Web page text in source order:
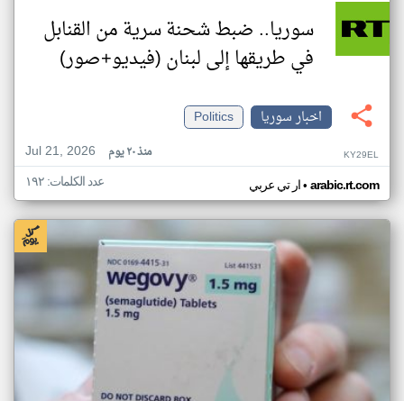
سوريا.. ضبط شحنة سرية من القنابل
في طريقها إلى لبنان (فيديو+صور)
اخبار سوريا
Politics
Jul 21, 2026
منذ ٢٠ يوم KY29EL
ار تي عربي• arabic.rt.com عدد الكلمات: ١٩٢